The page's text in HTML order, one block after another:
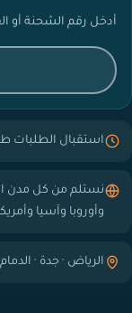
أدخل رقم الشحنة أو
استقبال الطلبات
نستلم من كل مدن
وأوروبا وآسيا
الرياض · جدة ·